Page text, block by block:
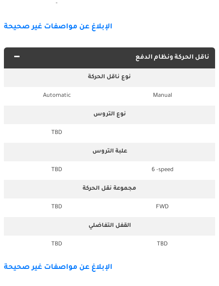
-
الإبلاغ عن مواصفات غير صحيحة
ناقل الحركة ونظام الدفع
نوع ناقل الحركة
Manual
Automatic
نوع التروس
TBD
علبة التروس
6 -speed
TBD
مجموعة نقل الحركة
FWD
TBD
القفل التفاضلي
TBD
TBD
الإبلاغ عن مواصفات غير صحيحة